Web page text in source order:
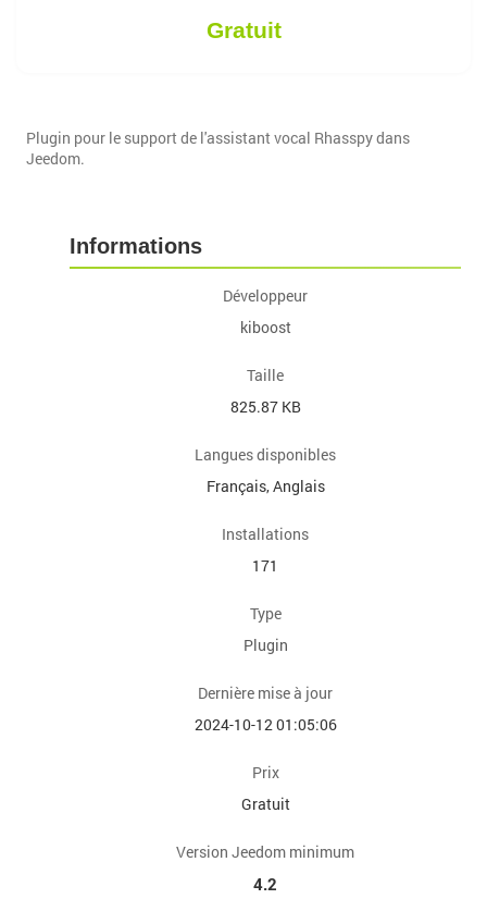
Gratuit
Plugin pour le support de l'assistant vocal Rhasspy dans
Jeedom.
Informations
Développeur
kiboost
Taille
825.87 KB
Langues disponibles
Français, Anglais
Installations
171
Type
Plugin
Dernière mise à jour
2024-10-12 01:05:06
Prix
Gratuit
Version Jeedom minimum
4.2